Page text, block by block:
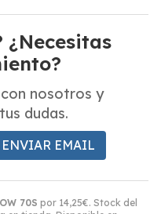
70S por 14,25€. Stock del
¿Necesitas
nosotros y
dudas.
ENVIAR EMAIL